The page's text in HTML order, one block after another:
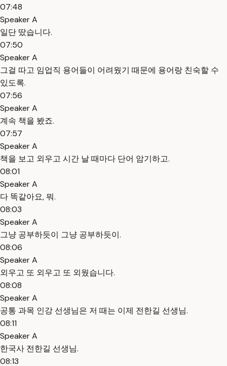
07:48
Speaker A
일단 땄습니다.
07:50
Speaker A
그걸 따고 임업직 용어들이 어려웠기 때문에 용어랑 친숙할 수
있도록.
07:56
Speaker A
계속 책을 봤죠.
07:57
Speaker A
책을 보고 외우고 시간 날 때마다 단어 암기하고.
08:01
Speaker A
다 똑같아요, 뭐.
08:03
Speaker A
그냥 공부하듯이 그냥 공부하듯이.
08:06
Speaker A
외우고 또 외우고 또 외웠습니다.
08:08
Speaker A
공통 과목 인강 선생님은 저 때는 이제 전한길 선생님.
08:11
Speaker A
한국사 전한길 선생님.
08:13